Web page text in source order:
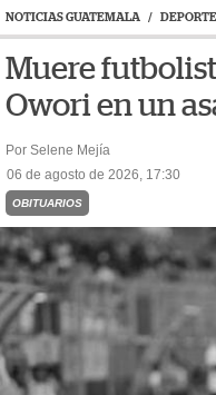
NOTICIAS GUATEMALA /
Muere
Owori en un
Por Selene Mejía
06 de agosto de 2026, 17:30
OBITUARIOS